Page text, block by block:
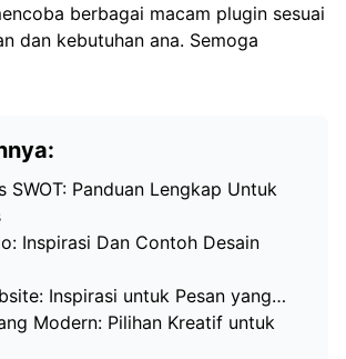
berbagai macam plugin sesuai
dan kebutuhan ana. Semoga
SWOT: Panduan Lengkap Untuk
Inspirasi Dan Contoh Desain
Inspirasi untuk Pesan yang…
Modern: Pilihan Kreatif untuk